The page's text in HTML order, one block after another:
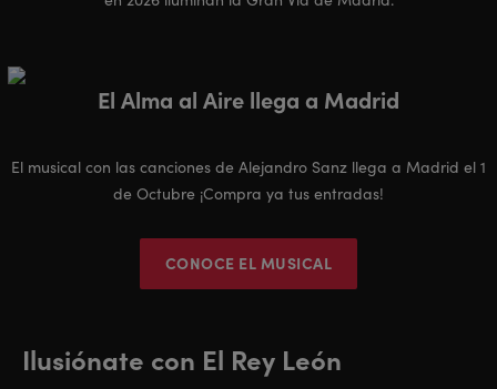
El Alma al Aire llega a Madrid
El musical con las canciones de Alejandro Sanz llega a Madrid el 1
de Octubre ¡Compra ya tus entradas!
CONOCE EL MUSICAL
Ilusiónate con El Rey León